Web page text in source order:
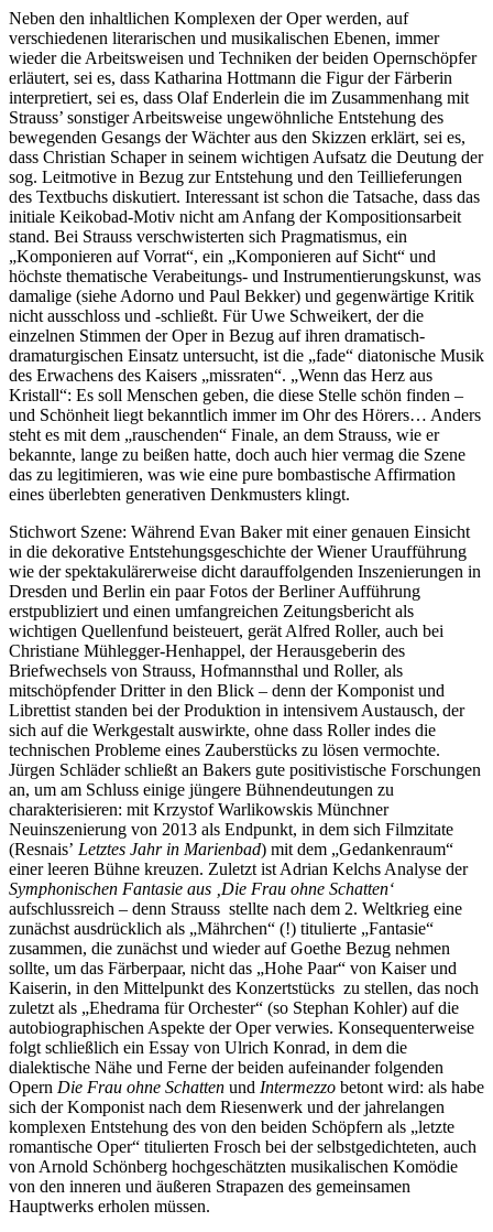
Neben den inhaltlichen Komplexen der Oper werden, auf
verschiedenen literarischen und musikalischen Ebenen, immer
wieder die Arbeitsweisen und Techniken der beiden Opernschöpfer
erläutert, sei es, dass Katharina Hottmann die Figur der Färberin
interpretiert, sei es, dass Olaf Enderlein die im Zusammenhang mit
Strauss’ sonstiger Arbeitsweise ungewöhnliche Entstehung des
bewegenden Gesangs der Wächter aus den Skizzen erklärt, sei es,
dass Christian Schaper in seinem wichtigen Aufsatz die Deutung der
sog. Leitmotive in Bezug zur Entstehung und den Teillieferungen
des Textbuchs diskutiert. Interessant ist schon die Tatsache, dass das
initiale Keikobad-Motiv nicht am Anfang der Kompositionsarbeit
stand. Bei Strauss verschwisterten sich Pragmatismus, ein
„Komponieren auf Vorrat“, ein „Komponieren auf Sicht“ und
höchste thematische Verabeitungs- und Instrumentierungskunst, was
damalige (siehe Adorno und Paul Bekker) und gegenwärtige Kritik
nicht ausschloss und -schließt. Für Uwe Schweikert, der die
einzelnen Stimmen der Oper in Bezug auf ihren dramatisch-
dramaturgischen Einsatz untersucht, ist die „fade“ diatonische Musik
des Erwachens des Kaisers „missraten“. „Wenn das Herz aus
Kristall“: Es soll Menschen geben, die diese Stelle schön finden –
und Schönheit liegt bekanntlich immer im Ohr des Hörers… Anders
steht es mit dem „rauschenden“ Finale, an dem Strauss, wie er
bekannte, lange zu beißen hatte, doch auch hier vermag die Szene
das zu legitimieren, was wie eine pure bombastische Affirmation
eines überlebten generativen Denkmusters klingt.
Stichwort Szene: Während Evan Baker mit einer genauen Einsicht
in die dekorative Entstehungsgeschichte der Wiener Uraufführung
wie der spektakulärerweise dicht darauffolgenden Inszenierungen in
Dresden und Berlin ein paar Fotos der Berliner Aufführung
erstpubliziert und einen umfangreichen Zeitungsbericht als
wichtigen Quellenfund beisteuert, gerät Alfred Roller, auch bei
Christiane Mühlegger-Henhappel, der Herausgeberin des
Briefwechsels von Strauss, Hofmannsthal und Roller, als
mitschöpfender Dritter in den Blick – denn der Komponist und
Librettist standen bei der Produktion in intensivem Austausch, der
sich auf die Werkgestalt auswirkte, ohne dass Roller indes die
technischen Probleme eines Zauberstücks zu lösen vermochte.
Jürgen Schläder schließt an Bakers gute positivistische Forschungen
an, um am Schluss einige jüngere Bühnendeutungen zu
charakterisieren: mit Krzystof Warlikowskis Münchner
Neuinszenierung von 2013 als Endpunkt, in dem sich Filmzitate
(Resnais’ Letztes Jahr in Marienbad) mit dem „Gedankenraum“
einer leeren Bühne kreuzen. Zuletzt ist Adrian Kelchs Analyse der
Symphonischen Fantasie aus ‚Die Frau ohne Schatten‘
aufschlussreich – denn Strauss stellte nach dem 2. Weltkrieg eine
zunächst ausdrücklich als „Mährchen“ (!) titulierte „Fantasie“
zusammen, die zunächst und wieder auf Goethe Bezug nehmen
sollte, um das Färberpaar, nicht das „Hohe Paar“ von Kaiser und
Kaiserin, in den Mittelpunkt des Konzertstücks zu stellen, das noch
zuletzt als „Ehedrama für Orchester“ (so Stephan Kohler) auf die
autobiographischen Aspekte der Oper verwies. Konsequenterweise
folgt schließlich ein Essay von Ulrich Konrad, in dem die
dialektische Nähe und Ferne der beiden aufeinander folgenden
Opern Die Frau ohne Schatten und Intermezzo betont wird: als habe
sich der Komponist nach dem Riesenwerk und der jahrelangen
komplexen Entstehung des von den beiden Schöpfern als „letzte
romantische Oper“ titulierten Frosch bei der selbstgedichteten, auch
von Arnold Schönberg hochgeschätzten musikalischen Komödie
von den inneren und äußeren Strapazen des gemeinsamen
Hauptwerks erholen müssen.